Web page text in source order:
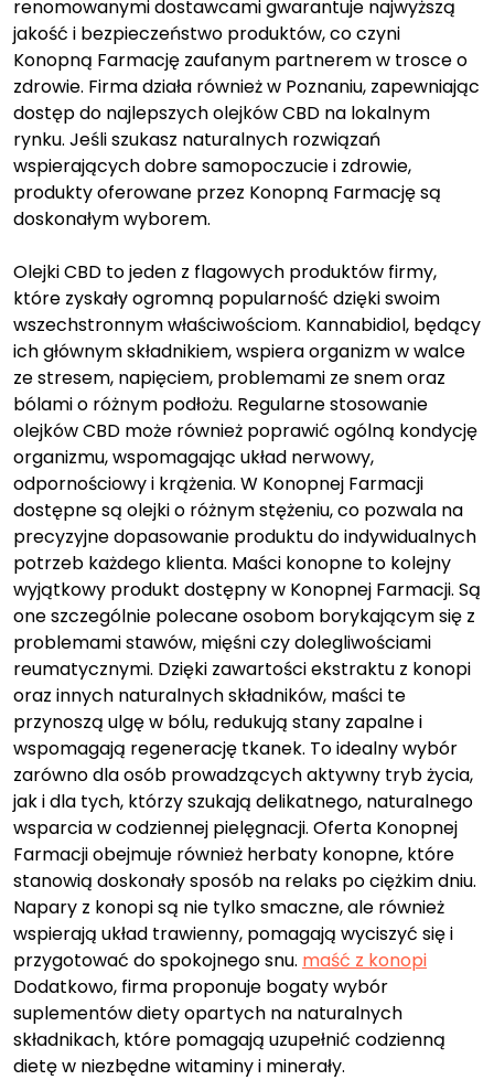
renomowanymi dostawcami gwarantuje najwyższą
jakość i bezpieczeństwo produktów, co czyni
Konopną Farmację zaufanym partnerem w trosce o
zdrowie. Firma działa również w Poznaniu, zapewniając
dostęp do najlepszych olejków CBD na lokalnym
rynku. Jeśli szukasz naturalnych rozwiązań
wspierających dobre samopoczucie i zdrowie,
produkty oferowane przez Konopną Farmację są
doskonałym wyborem.
Olejki CBD to jeden z flagowych produktów firmy,
które zyskały ogromną popularność dzięki swoim
wszechstronnym właściwościom. Kannabidiol, będący
ich głównym składnikiem, wspiera organizm w walce
ze stresem, napięciem, problemami ze snem oraz
bólami o różnym podłożu. Regularne stosowanie
olejków CBD może również poprawić ogólną kondycję
organizmu, wspomagając układ nerwowy,
odpornościowy i krążenia. W Konopnej Farmacji
dostępne są olejki o różnym stężeniu, co pozwala na
precyzyjne dopasowanie produktu do indywidualnych
potrzeb każdego klienta. Maści konopne to kolejny
wyjątkowy produkt dostępny w Konopnej Farmacji. Są
one szczególnie polecane osobom borykającym się z
problemami stawów, mięśni czy dolegliwościami
reumatycznymi. Dzięki zawartości ekstraktu z konopi
oraz innych naturalnych składników, maści te
przynoszą ulgę w bólu, redukują stany zapalne i
wspomagają regenerację tkanek. To idealny wybór
zarówno dla osób prowadzących aktywny tryb życia,
jak i dla tych, którzy szukają delikatnego, naturalnego
wsparcia w codziennej pielęgnacji. Oferta Konopnej
Farmacji obejmuje również herbaty konopne, które
stanowią doskonały sposób na relaks po ciężkim dniu.
Napary z konopi są nie tylko smaczne, ale również
wspierają układ trawienny, pomagają wyciszyć się i
przygotować do spokojnego snu. maść z konopi
Dodatkowo, firma proponuje bogaty wybór
suplementów diety opartych na naturalnych
składnikach, które pomagają uzupełnić codzienną
dietę w niezbędne witaminy i minerały.